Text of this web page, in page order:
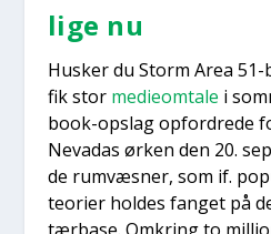
lige nu
Husker du Storm Area
fik stor medi­eom­ta­le i
book-opslag opfor­dre­de
Neva­das ørken den 20.
de rumvæs­ner, som if.
te­o­ri­er hol­des fan­get på
tær­ba­se. Omkring to